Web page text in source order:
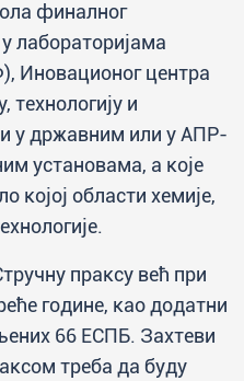
финалног
лабораторијама
Иновационог центра
технологију и
у државним или у АПР-
установама, а које
којој области хемије,
праксу већ при
године, као додатни
66 ЕСПБ. Захтеви
треба да буду